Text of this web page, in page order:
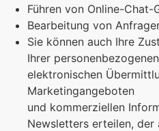
Führen von Online-Chat-
Bearbeitung von
Sie können auch Ihre
Ihrer
elektronischen
Marketingangeboten
und kommerziellen
Newsletters erteilen, der